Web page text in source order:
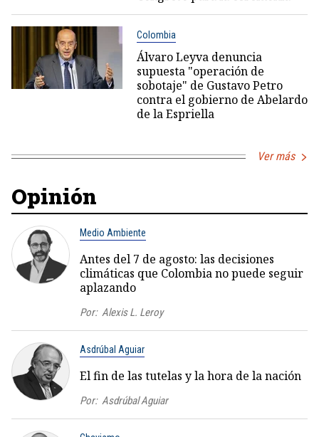
Colombia
Álvaro Leyva denuncia
supuesta "operación de
sobotaje" de Gustavo Petro
contra el gobierno de Abelardo
de la Espriella
Ver más
Opinión
Medio Ambiente
Antes del 7 de agosto: las decisiones
climáticas que Colombia no puede seguir
aplazando
Por: Alexis L. Leroy
Asdrúbal Aguiar
El fin de las tutelas y la hora de la nación
Por: Asdrúbal Aguiar